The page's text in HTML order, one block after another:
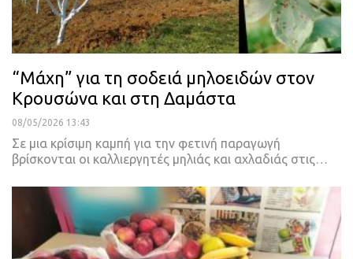
“Μάχη” για τη σοδειά μηλοειδών στον
Κρουσώνα και στη Δαμάστα
08/05/2026 13:43
Σε μια κρίσιμη καμπή για την φετινή παραγωγή
βρίσκονται οι καλλιεργητές μηλιάς και αχλαδιάς στις…